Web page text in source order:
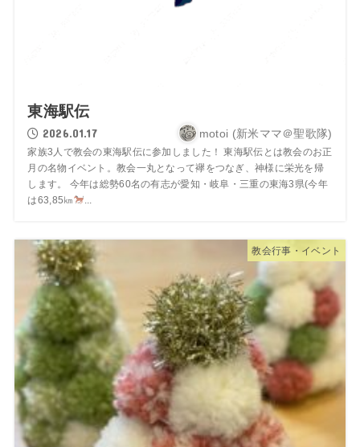
東海駅伝
2026.01.17 motoi (新米ママ＠聖歌隊)
家族3人で教会の東海駅伝に参加しました！ 東海駅伝とは教会のお正
月の名物イベント。教会一丸となって襷をつなぎ、神様に栄光を帰
します。 今年は総勢60名の有志が愛知・岐阜・三重の東海3県(今年
は63,85㎞
教会行事・イベント